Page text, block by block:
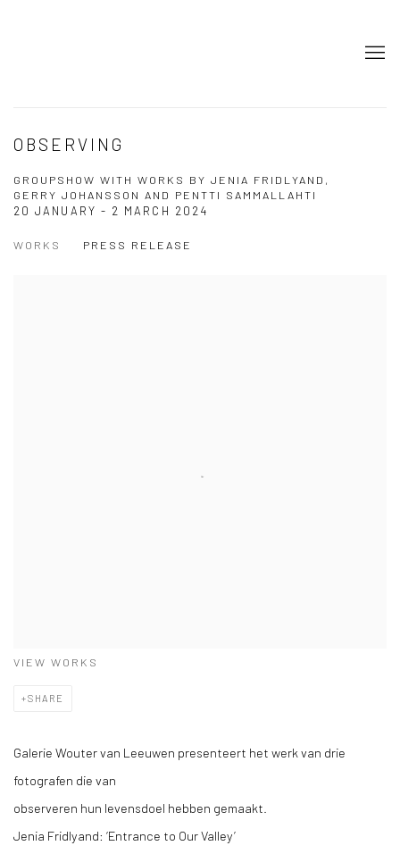
OBSERVING
GROUPSHOW WITH WORKS BY JENIA FRIDLYAND,
GERRY JOHANSSON AND PENTTI SAMMALLAHTI
20 JANUARY - 2 MARCH 2024
WORKS PRESS RELEASE
VIEW WORKS
SHARE
Galerie Wouter van Leeuwen presenteert het werk van drie
fotografen die van
observeren hun levensdoel hebben gemaakt.
Jenia Fridlyand: ‘Entrance to Our Valley’